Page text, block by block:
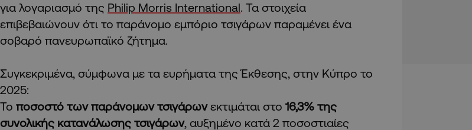
για λογαριασμό της Philip Morris International. Τα στοιχεία
επιβεβαιώνουν ότι το παράνομο εμπόριο τσιγάρων παραμένει ένα
σοβαρό πανευρωπαϊκό ζήτημα.
Συγκεκριμένα, σύμφωνα με τα ευρήματα της Έκθεσης, στην Κύπρο το
2025:
Το ποσοστό των παράνομων τσιγάρωνεκτιμάται στο 16,3% της
συνολικής κατανάλωσης τσιγάρων, αυξημένο κατά 2 ποσοστιαίες